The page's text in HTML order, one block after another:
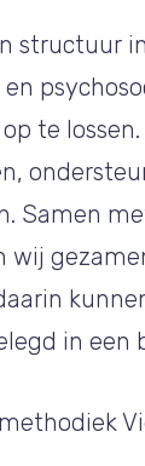
structuur
te
Samen
wij
in een